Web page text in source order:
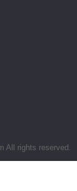
All rights reserved.